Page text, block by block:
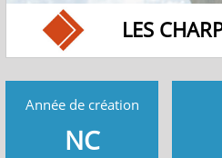
LES
Année de création
NC